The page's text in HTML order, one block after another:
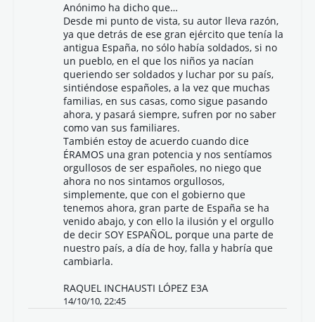
Anónimo ha dicho que…
Desde mi punto de vista, su autor lleva razón,
ya que detrás de ese gran ejército que tenía la
antigua España, no sólo había soldados, si no
un pueblo, en el que los niños ya nacían
queriendo ser soldados y luchar por su país,
sintiéndose españoles, a la vez que muchas
familias, en sus casas, como sigue pasando
ahora, y pasará siempre, sufren por no saber
como van sus familiares.
También estoy de acuerdo cuando dice
ÉRAMOS una gran potencia y nos sentíamos
orgullosos de ser españoles, no niego que
ahora no nos sintamos orgullosos,
simplemente, que con el gobierno que
tenemos ahora, gran parte de España se ha
venido abajo, y con ello la ilusión y el orgullo
de decir SOY ESPAÑOL, porque una parte de
nuestro país, a día de hoy, falla y habría que
cambiarla.
RAQUEL INCHAUSTI LÓPEZ E3A
14/10/10, 22:45